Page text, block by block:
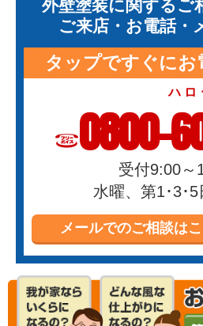
外壁塗装に関するご
ご来店・お電話・
タップですぐにお
0800-
ハ
受付9:00～
水曜、第1･3･
メールでのご相談は